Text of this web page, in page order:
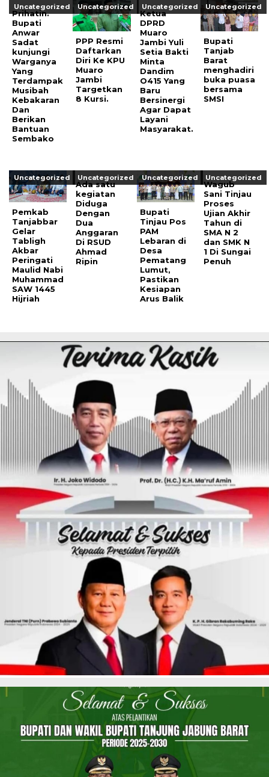
Uncategorized
Prihatin.
Bupati
Anwar
Sadat
kunjungi
Warganya
Yang
Terdampak
Musibah
Kebakaran
Dan
Berikan
Bantuan
Sembako
Uncategorized
PPP Resmi
Daftarkan
Diri Ke KPU
Muaro
Jambi
Targetkan
8 Kursi.
Uncategorized
Ketua
DPRD
Muaro
Jambi Yuli
Setia Bakti
Minta
Dandim
O415 Yang
Baru
Bersinergi
Agar Dapat
Layani
Masyarakat.
Uncategorized
Bupati
Tanjab
Barat
menghadiri
buka puasa
bersama
SMSI
Uncategorized
Pemkab
Tanjabbar
Gelar
Tabligh
Akbar
Peringati
Maulid Nabi
Muhammad
SAW 1445
Hijriah
Uncategorized
Ada satu
kegiatan
Diduga
Dengan
Dua
Anggaran
Di RSUD
Ahmad
Ripin
Uncategorized
Bupati
Tinjau Pos
PAM
Lebaran di
Desa
Pematang
Lumut,
Pastikan
Kesiapan
Arus Balik
Uncategorized
Wagub
Sani Tinjau
Proses
Ujian Akhir
Tahun di
SMA N 2
dan SMK N
1 Di Sungai
Penuh